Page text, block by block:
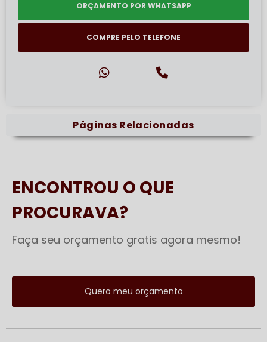
ORÇAMENTO POR WHATSAPP
COMPRE PELO TELEFONE
Páginas Relacionadas
ENCONTROU O QUE
PROCURAVA?
Faça seu orçamento gratis agora mesmo!
Quero meu orçamento